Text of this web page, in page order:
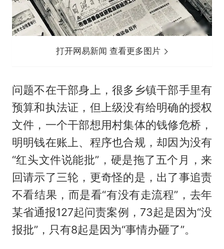
打开网易新闻 查看更多图片
问题不在干部身上，很多乡镇干部手里有
预算和执法证，但上级没有给明确的授权
文件，一个干部想用村集体的钱修危桥，
明明钱在账上、程序也合规，却因为没有
“红头文件说能批”，硬是拖了五个月，来
回请示了三轮，更奇怪的是，出了事追责
不看结果，而是看“有没有走流程”，去年
某省通报127起问责案例，73起是因为“没
报批”，只有8起是因为“事情办砸了”。